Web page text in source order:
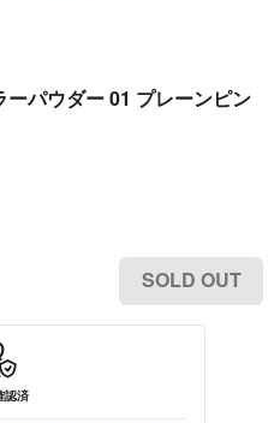
パウダー 01 プレーンピン
SOLD OUT
認済